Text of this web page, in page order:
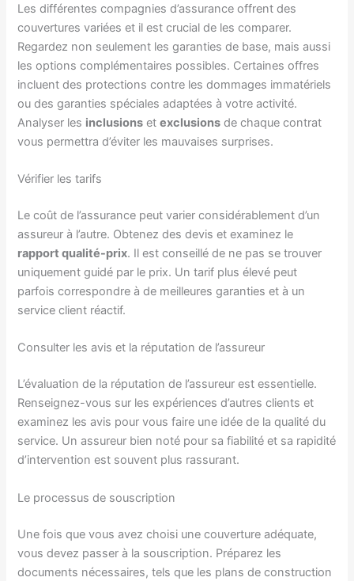
Les différentes compagnies d’assurance offrent des
couvertures variées et il est crucial de les comparer.
Regardez non seulement les garanties de base, mais aussi
les options complémentaires possibles. Certaines offres
incluent des protections contre les dommages immatériels
ou des garanties spéciales adaptées à votre activité.
Analyser les inclusions etexclusions de chaque contrat
vous permettra d’éviter les mauvaises surprises.
Vérifier les tarifs
Le coût de l’assurance peut varier considérablement d’un
assureur à l’autre. Obtenez des devis et examinez le
rapport qualité-prix. Il est conseillé de ne pas se trouver
uniquement guidé par le prix. Un tarif plus élevé peut
parfois correspondre à de meilleures garanties et à un
service client réactif.
Consulter les avis et la réputation de l’assureur
L’évaluation de la réputation de l’assureur est essentielle.
Renseignez-vous sur les expériences d’autres clients et
examinez les avis pour vous faire une idée de la qualité du
service. Un assureur bien noté pour sa fiabilité et sa rapidité
d’intervention est souvent plus rassurant.
Le processus de souscription
Une fois que vous avez choisi une couverture adéquate,
vous devez passer à la souscription. Préparez les
documents nécessaires, tels que les plans de construction